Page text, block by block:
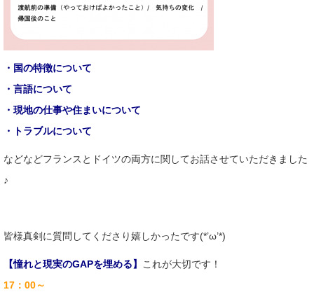
・国の特徴について
・言語について
・現地の仕事や住まいについて
・トラブルについて
などなどフランスとドイツの両方に関してお話させていただきました
♪
皆様真剣に質問してくださり嬉しかったです(*’ω’*)
【憧れと現実のGAPを埋める】 これが大切です！
17：00～